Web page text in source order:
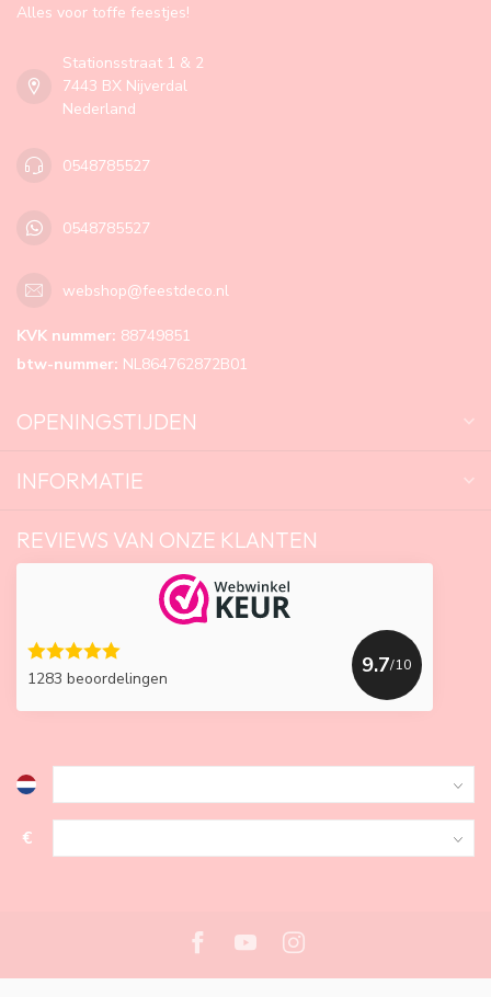
Alles voor toffe feestjes!
Stationsstraat 1 & 2
7443 BX Nijverdal
Nederland
0548785527
0548785527
webshop@feestdeco.nl
KVK nummer: 88749851
btw-nummer: NL864762872B01
OPENINGSTIJDEN
INFORMATIE
REVIEWS VAN ONZE KLANTEN
1283 beoordelingen
9.7/10
€